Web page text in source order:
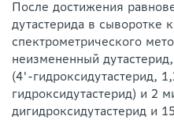
После достижения
дутастерида в
спектрометрического
неизмененный
(4'-гидроксидутастерид,
гидроксидутастерид) и 2
дигидроксидутастерид и